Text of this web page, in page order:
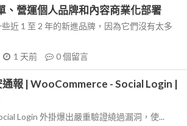
、營運個人品牌和內容商業化部署
近 1 至 2 年的新進品牌，因為它們沒有太多
1 天前 0個留言
報 | WooCommerce - Social Login |
Login 外掛爆出嚴重驗證繞過漏洞，使...